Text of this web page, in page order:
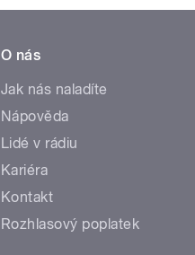
O nás
Jak nás naladíte
Nápověda
Lidé v rádiu
Kariéra
Kontakt
Rozhlasový poplatek